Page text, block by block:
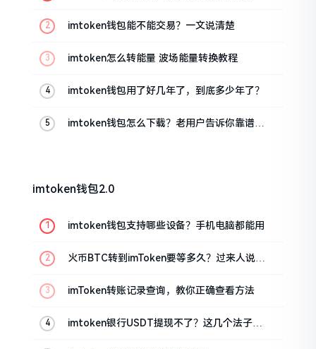
imtoken钱包能不能交易？一文说清楚
imtoken怎么转能量 波场能量转换教程
imtoken钱包用了好几年了，到底多少年了？
imtoken钱包怎么下载？老用户告诉你靠谱渠
imtoken钱包2.0
imtoken钱包支持哪些设备？手机电脑都能用
火币BTC转到imToken要等多久？过来人说说
imToken转账记录查询，教你正确查看方法
imtoken银行USDT提现不了？这几个法子能